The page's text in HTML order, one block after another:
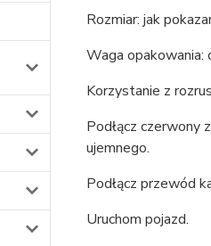
Rozmiar: jak
Waga opakowania:
Korzystanie z
Podłącz czerwony
ujemnego.
Podłącz przewód
Uruchom pojazd.